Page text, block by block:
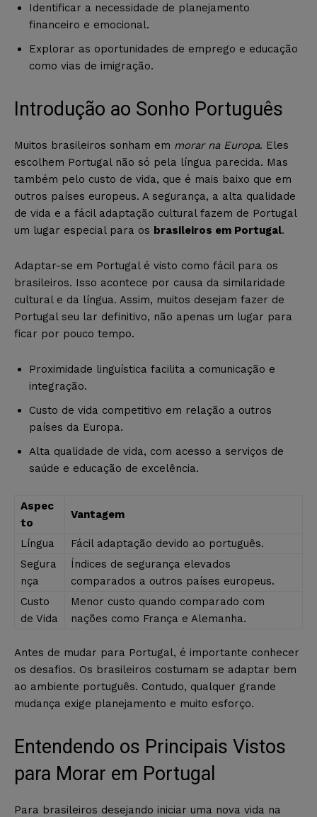
Identificar a necessidade de planejamento
financeiro e emocional.
Explorar as oportunidades de emprego e educação
como vias de imigração.
Introdução ao Sonho Português
Muitos brasileiros sonham em morar na Europa. Eles
escolhem Portugal não só pela língua parecida. Mas
também pelo custo de vida, que é mais baixo que em
outros países europeus. A segurança, a alta qualidade
de vida e a fácil adaptação cultural fazem de Portugal
um lugar especial para os brasileiros em Portugal.
Adaptar-se em Portugal é visto como fácil para os
brasileiros. Isso acontece por causa da similaridade
cultural e da língua. Assim, muitos desejam fazer de
Portugal seu lar definitivo, não apenas um lugar para
ficar por pouco tempo.
Proximidade linguística facilita a comunicação e
integração.
Custo de vida competitivo em relação a outros
países da Europa.
Alta qualidade de vida, com acesso a serviços de
saúde e educação de excelência.
Aspec
to
Vantagem
Língua
Fácil adaptação devido ao português.
Segura
nça
Índices de segurança elevados
comparados a outros países europeus.
Custo
de Vida
Menor custo quando comparado com
nações como França e Alemanha.
Antes de mudar para Portugal, é importante conhecer
os desafios. Os brasileiros costumam se adaptar bem
ao ambiente português. Contudo, qualquer grande
mudança exige planejamento e muito esforço.
Entendendo os Principais Vistos
para Morar em Portugal
Para brasileiros desejando iniciar uma nova vida na